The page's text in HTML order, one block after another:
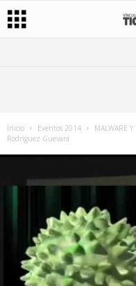
Inicio Eventos 2014
MALWARE
Rodriguez Guevara